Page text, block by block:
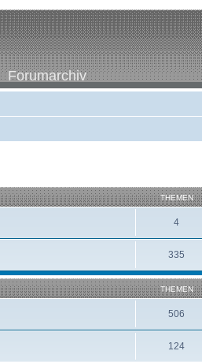
Forumarchiv
THEMEN
4
335
THEMEN
506
124